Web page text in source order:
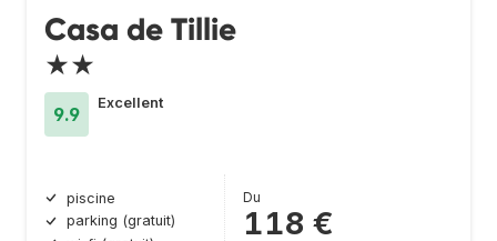
Casa de Tillie
★★
9.9
Excellent
piscine
parking (gratuit)
Du
118 €